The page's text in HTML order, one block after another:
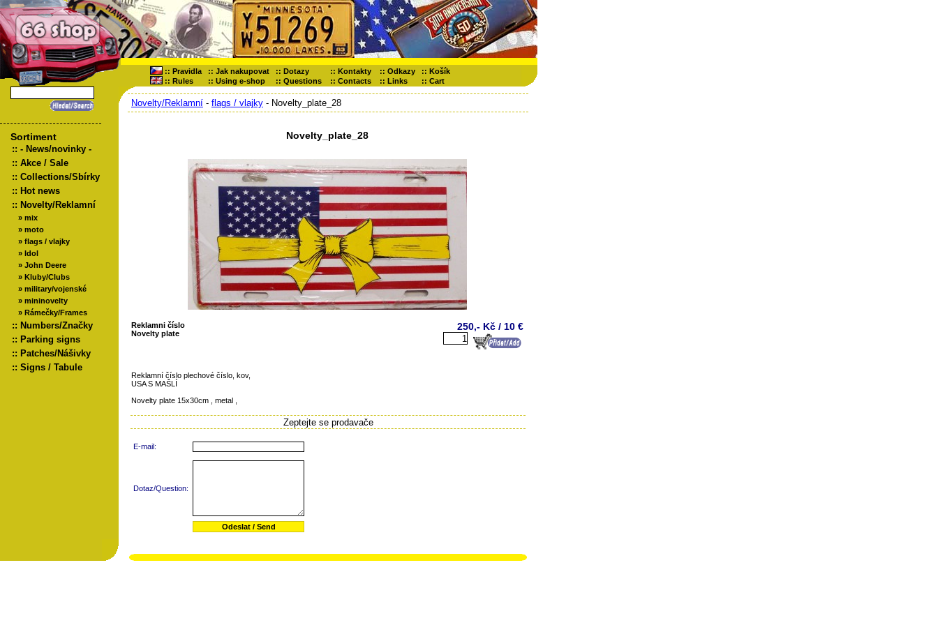
:: Pravidla :: Jak nakupovat :: Dotazy :: Kontakty :: Odkazy :: Košík
:: Rules :: Using e-shop :: Questions :: Contacts :: Links :: Cart
Sortiment
:: - News/novinky -
:: Akce / Sale
:: Collections/Sbírky
:: Hot news
:: Novelty/Reklamní
» mix
» moto
» flags / vlajky
» Idol
» John Deere
» Kluby/Clubs
» military/vojenské
» mininovelty
» Rámečky/Frames
:: Numbers/Značky
:: Parking signs
:: Patches/Nášivky
:: Signs / Tabule
Novelty/Reklamní - flags / vlajky - Novelty_plate_28
Novelty_plate_28
Reklamni číslo
Novelty plate
250,- Kč / 10 €
Reklamní číslo plechové číslo, kov,
USA S MAŠLÍ
Novelty plate 15x30cm , metal ,
Zeptejte se prodavače
E-mail:
Dotaz/Question: